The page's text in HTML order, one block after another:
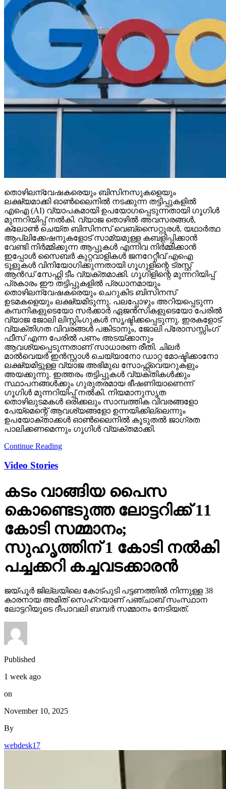
തൊഴിലന്വേഷകരെയും ബിസിനസുകളെയും
ലക്ഷ്യമാക്കി ഓണ്‍ലൈനില്‍ നടക്കുന്ന തട്ടിപ്പുകളില്‍
എഐ (AI) വ്യാപകമായി ഉപയോഗപ്പെടുന്നതായി ഗൂഗിള്‍
മുന്നറിയിപ്പ് നല്‍കി. വ്യാജ തൊഴില്‍ അവസരങ്ങള്‍,
ക്ലോണ്‍ ചെയ്ത ബിസിനസ് വെബ്‌സൈറ്റുരള്‍, യഥാര്‍ത്ഥ
ആപ്ലിക്കേഷനുകളോട് സാമ്യമുള്ള കബളിപ്പിക്കാന്‍
വേണ്ടി നിര്‍മ്മിക്കുന്ന ആപ്പുകള്‍ എന്നിവ നിര്‍മ്മിക്കാന്‍
ഇപ്പോള്‍ സൈബര്‍ കുറ്റവാളികള്‍ ജനറേറ്റീവ് എഐ
ടൂളുകള്‍ വിനിയോഗിക്കുന്നതായി ഗൂഗുളിന്റെ ട്രസ്റ്റ്
ആന്‍ഡ് സേഫ്റ്റി ടീം വ്യക്തമാക്കി. ഗൂഗിളിന്റെ മുന്നറിയിപ്പ്
പ്രകാരം ഈ തട്ടിപ്പുകളില്‍ പ്രധാനമായും
തൊഴിലന്വേഷകരെയും ചെറുകിട ബിസിനസ്
ഉടമകളെയും ലക്ഷ്യമിടുന്നു. പലപ്പോഴും അറിയപ്പെടുന്ന
കമ്പനികളുടെയോ സര്‍ക്കാര്‍ ഏജന്‍സികളുടെയോ പേരില്‍
വ്യാജ ജോലി ലിസ്റ്റിംഗുകള്‍ സൃഷ്ടിക്കപ്പെടുന്നു. ഇരകളോട്
വ്യക്തിഗത വിവരങ്ങള്‍ പങ്കിടാനും, ജോലി പ്രോസസ്സിംഗ്
ഫീസ് എന്ന പേരില്‍ പണം അടയ്ക്കാനും
ആവശ്യപ്പെടുന്നതാണ് സാധാരണ രീതി. ചിലര്‍
മാല്‍വെയര്‍ ഇന്‍സ്റ്റാള്‍ ചെയ്യാനോ ഡാറ്റ മോഷ്ടിക്കാനോ
ലക്ഷ്യമിട്ടുള്ള വ്യാജ അഭിമുഖ സോഫ്റ്റ്‌വെയറുകളും
അയക്കുന്നു. ഇത്തരം തട്ടിപ്പുകള്‍ വ്യക്തികള്‍ക്കും
സ്ഥാപനങ്ങള്‍ക്കും ഗുരുതരമായ ഭീഷണിയാണെന്ന്
ഗൂഗിള്‍ മുന്നറിയിപ്പ് നല്‍കി. നിയമാനുസൃത
തൊഴിലുടമകള്‍ ഒരിക്കലും സാമ്പത്തിക വിവരങ്ങളോ
പേയ്‌മെന്റെ് ആവശ്യങ്ങളോ ഉന്നയിക്കില്ലെന്നും
ഉപയോക്താക്കള്‍ ഓണ്‍ലൈനില്‍ കൂടുതല്‍ ജാഗ്രത
പാലിക്കണമെന്നും ഗൂഗിള്‍ വ്യക്തമാക്കി.
Continue Reading
Video Stories
കടം വാങ്ങിയ പൈസ
കൊണ്ടെടുത്ത ലോട്ടറിക്ക് 11
കോടി സമ്മാനം;
സുഹൃത്തിന് 1 കോടി നല്‍കി
പച്ചക്കറി കച്ചവടക്കാരന്‍
ജയ്പൂര്‍ ജില്ലയിലെ കോട്പുടി പട്ടണത്തില്‍ നിന്നുള്ള 38
കാരനായ അമിത് സെഹ്‌റയാണ് പഞ്ചാബ് സംസ്ഥാന
ലോട്ടറിയുടെ ദീപാവലി ബമ്പര്‍ സമ്മാനം നേടിയത്.
Published
1 week ago
on
November 10, 2025
By
webdesk17